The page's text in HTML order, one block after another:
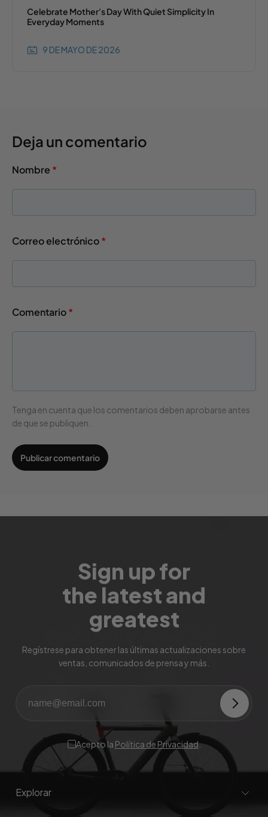
Celebrate Mother's Day With Quiet Simplicity In
Everyday Moments
9 DE MAYO DE 2026
Deja un comentario
Nombre *
Correo electrónico*
Comentario*
Tenga en cuenta que los comentarios deben aprobarse antes
de que se publiquen.
Sign up for
the latest and
greatest
Regístrese para obtener las últimas actualizaciones sobre
ventas, comunicados de prensa y más.
Acepto la Política de Privacidad.
Explorar